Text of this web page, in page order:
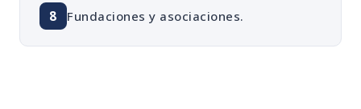
8 Fundaciones y asociaciones.